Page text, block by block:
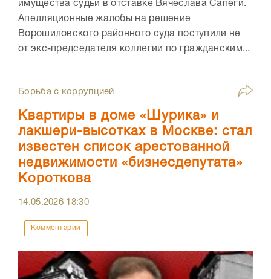
имущества судьи в отставке Вячеслава Сапеги.
Апелляционные жалобы на решение
Ворошиловского районного суда поступили не
от экс-председателя коллегии по гражданским...
Борьба с коррупцией
Квартиры в доме «Шурика» и
лакшери-высотках в Москве: стал
известен список арестованной
недвижимости «бизнесдепутата»
Короткова
14.05.2026 18:30
Комментарии